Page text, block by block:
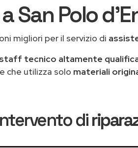
San Polo
migliori per il servizio di
staff tecnico altamente
che utilizza solo materiali
di